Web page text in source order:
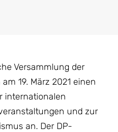
Versammlung der
19. März 2021 einen
internationalen
und zur
an. Der DP-